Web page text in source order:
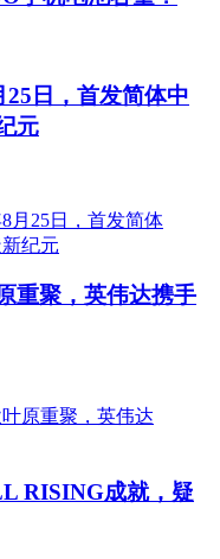
25日，首发简体中
元
重聚，英伟达携手
RISING成就，疑